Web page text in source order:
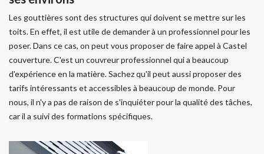
Les gouttières sont des structures qui doivent se mettre sur les
toits. En effet, il est utile de demander à un professionnel pour les
poser. Dans ce cas, on peut vous proposer de faire appel à Castel
couverture. C'est un couvreur professionnel qui a beaucoup
d'expérience en la matière. Sachez qu'il peut aussi proposer des
tarifs intéressants et accessibles à beaucoup de monde. Pour
nous, il n'y a pas de raison de s'inquiéter pour la qualité des tâches,
car il a suivi des formations spécifiques.